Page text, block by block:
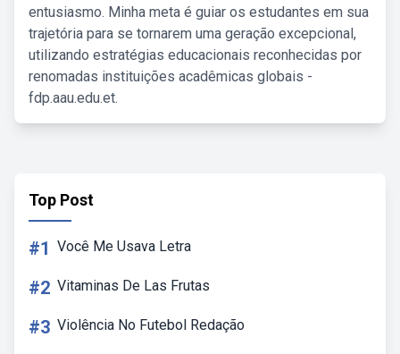
entusiasmo. Minha meta é guiar os estudantes em sua
trajetória para se tornarem uma geração excepcional,
utilizando estratégias educacionais reconhecidas por
renomadas instituições acadêmicas globais -
fdp.aau.edu.et.
Top Post
#1 Você Me Usava Letra
#2 Vitaminas De Las Frutas
#3 Violência No Futebol Redação